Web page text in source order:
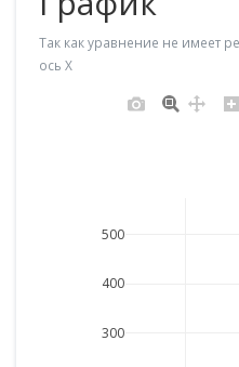
Так как уравнение не имеет
ось X
300
400
500